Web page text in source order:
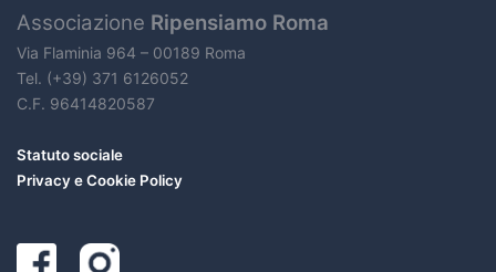
Associazione Ripensiamo Roma
Via Flaminia 964 – 00189 Roma
Tel. (+39) 371 6126052
C.F. 96414820587
Statuto sociale
Privacy e Cookie Policy